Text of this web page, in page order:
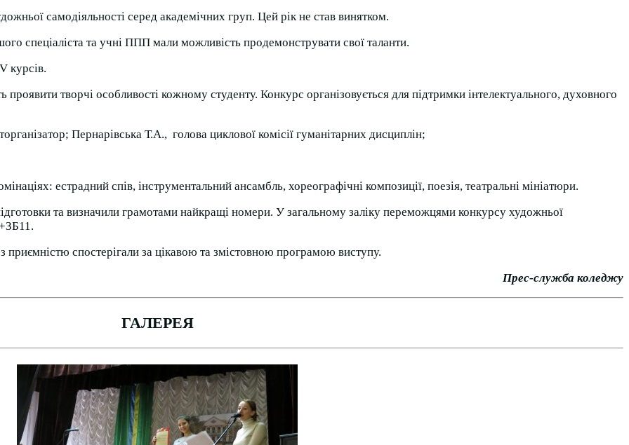
самодіяльності серед академічних груп. Цей рік не став винятком.
спеціаліста та учні ППП мали можливість продемонструвати свої таланти.
курсів.
творчі особливості кожному студенту. Конкурс організовується для підтримки інтелектуального, духовного
Пернарівська Т.А., голова циклової комісії гуманітарних дисциплін;
естрадний спів, інструментальний ансамбль, хореографічні композиції, поезія, театральні мініатюри.
та визначили грамотами найкращі номери. У загальному заліку переможцями конкурсу художньої
приємністю спостерігали за цікавою та змістовною програмою виступу.
Прес-служба коледжу
ГАЛЕРЕЯ